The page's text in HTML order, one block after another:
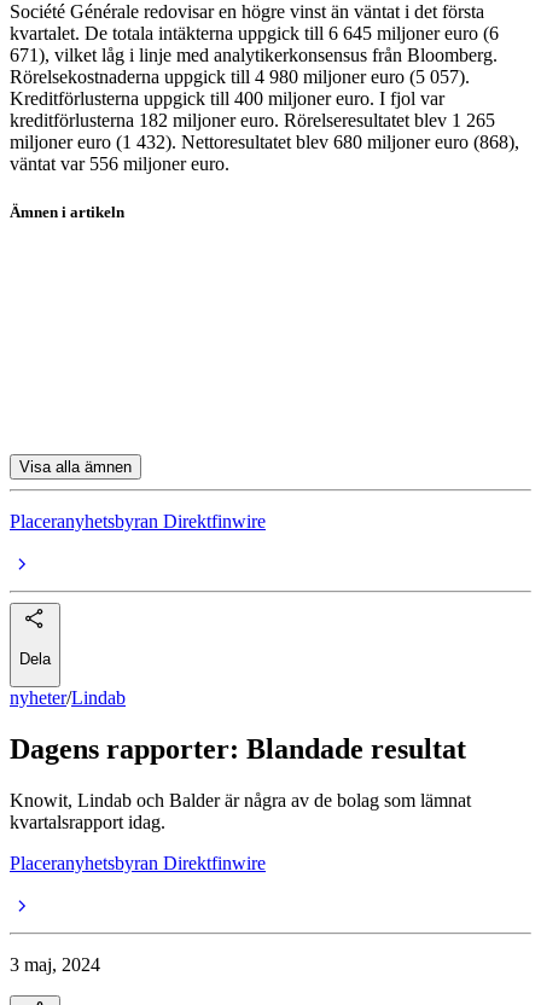
Société Générale redovisar en högre vinst än väntat i det första
kvartalet. De totala intäkterna uppgick till 6 645 miljoner euro (6
671), vilket låg i linje med analytikerkonsensus från Bloomberg.
Rörelsekostnaderna uppgick till 4 980 miljoner euro (5 057).
Kreditförlusterna uppgick till 400 miljoner euro. I fjol var
kreditförlusterna 182 miljoner euro. Rörelseresultatet blev 1 265
miljoner euro (1 432). Nettoresultatet blev 680 miljoner euro (868),
väntat var 556 miljoner euro.
Ämnen i artikeln
Visa alla ämnen
Placeranyhetsbyran Direktfinwire
Dela
nyheter/Lindab
Dagens rapporter: Blandade resultat
Knowit, Lindab och Balder är några av de bolag som lämnat
kvartalsrapport idag.
Placeranyhetsbyran Direktfinwire
3 maj, 2024